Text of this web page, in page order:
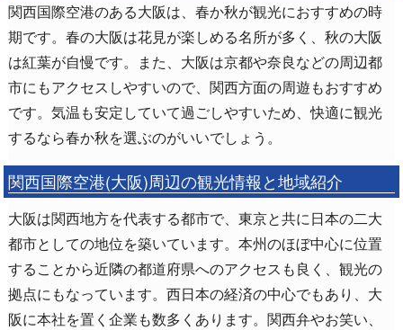
関西国際空港のある大阪は、春か秋が観光におすすめの時
期です。春の大阪は花見が楽しめる名所が多く、秋の大阪
は紅葉が自慢です。また、大阪は京都や奈良などの周辺都
市にもアクセスしやすいので、関西方面の周遊もおすすめ
です。気温も安定していて過ごしやすいため、快適に観光
するなら春か秋を選ぶのがいいでしょう。
関西国際空港(大阪)周辺の観光情報と地域紹介
大阪は関西地方を代表する都市で、東京と共に日本の二大
都市としての地位を築いています。本州のほぼ中心に位置
することから近隣の都道府県へのアクセスも良く、観光の
拠点にもなっています。西日本の経済の中心でもあり、大
阪に本社を置く企業も数多くあります。関西弁やお笑い、